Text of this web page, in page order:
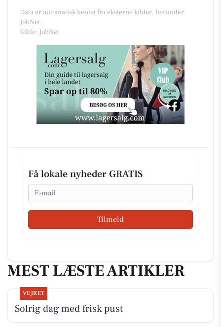
Data er automatisk hentet fra eksterne kilder, herunder
JobNet.
Kilde: JobNet
Få lokale nyheder GRATIS
Email
Tilmeld
MEST LÆSTE ARTIKLER
VEJRET
Solrig dag med frisk pust